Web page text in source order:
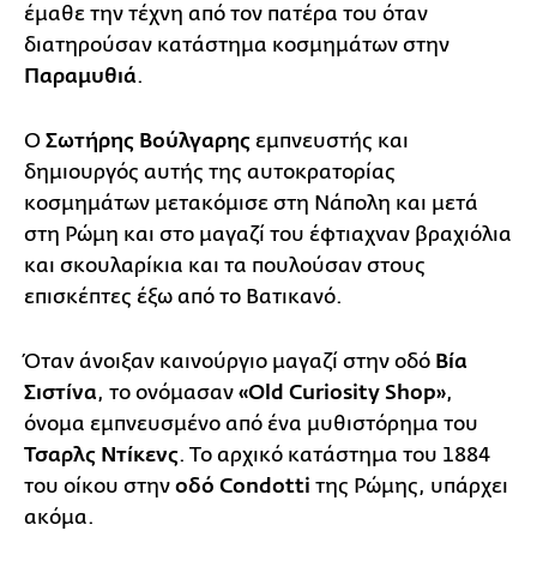
έμαθε την τέχνη από τον πατέρα του όταν
διατηρούσαν κατάστημα κοσμημάτων στην
Παραμυθιά.
Ο Σωτήρης Βούλγαρης εμπνευστής και
δημιουργός αυτής της αυτοκρατορίας
κοσμημάτων μετακόμισε στη Νάπολη και μετά
στη Ρώμη και στο μαγαζί του έφτιαχναν βραχιόλια
και σκουλαρίκια και τα πουλούσαν στους
επισκέπτες έξω από το Βατικανό.
Όταν άνοιξαν καινούργιο μαγαζί στην οδό Βία
Σιστίνα, το ονόμασαν «Οld Curiosity Shop»,
όνομα εμπνευσμένο από ένα μυθιστόρημα του
Τσαρλς Ντίκενς. Το αρχικό κατάστημα του 1884
του οίκου στην οδό Condotti της Ρώμης, υπάρχει
ακόμα.